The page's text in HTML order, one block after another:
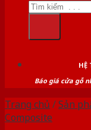
HỆ
Báo giá cửa gỗ
Trang chủ /Sản
Composite